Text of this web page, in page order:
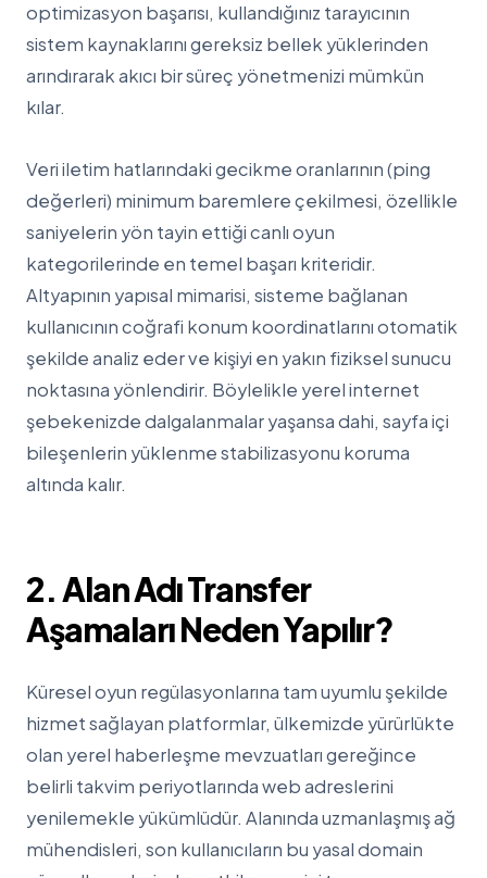
optimizasyon başarısı, kullandığınız tarayıcının
sistem kaynaklarını gereksiz bellek yüklerinden
arındırarak akıcı bir süreç yönetmenizi mümkün
kılar.
Veri iletim hatlarındaki gecikme oranlarının (ping
değerleri) minimum baremlere çekilmesi, özellikle
saniyelerin yön tayin ettiği canlı oyun
kategorilerinde en temel başarı kriteridir.
Altyapının yapısal mimarisi, sisteme bağlanan
kullanıcının coğrafi konum koordinatlarını otomatik
şekilde analiz eder ve kişiyi en yakın fiziksel sunucu
noktasına yönlendirir. Böylelikle yerel internet
şebekenizde dalgalanmalar yaşansa dahi, sayfa içi
bileşenlerin yüklenme stabilizasyonu koruma
altında kalır.
2. Alan Adı Transfer
Aşamaları Neden Yapılır?
Küresel oyun regülasyonlarına tam uyumlu şekilde
hizmet sağlayan platformlar, ülkemizde yürürlükte
olan yerel haberleşme mevzuatları gereğince
belirli takvim periyotlarında web adreslerini
yenilemekle yükümlüdür. Alanında uzmanlaşmış ağ
mühendisleri, son kullanıcıların bu yasal domain